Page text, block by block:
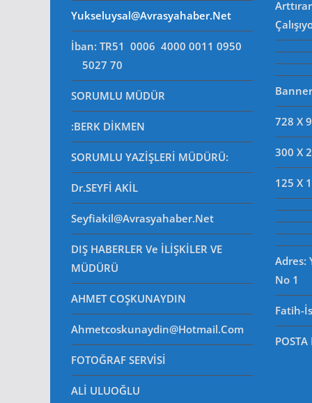
Yukseluysal@avrasyahaber.net
İban: TR51 0006 4000 0011 0950
5027 70
SORUMLU MÜDÜR
:BERK DİKMEN
SORUMLU YAZİŞLERİ MÜDÜRÜ:
Dr.SEYFİ AKİL
Seyfiakil@avrasyahaber.net
DIŞ HABERLER Ve İLİŞKİLER VE
MÜDÜRÜ
AHMET COŞKUNAYDIN
Ahmetcoskunaydin@hotmail.com
FOTOĞRAF SERVİSİ
ALİ ULUOĞLU
728 X
300 X
125 X
Adres:
No 1
Fatih-